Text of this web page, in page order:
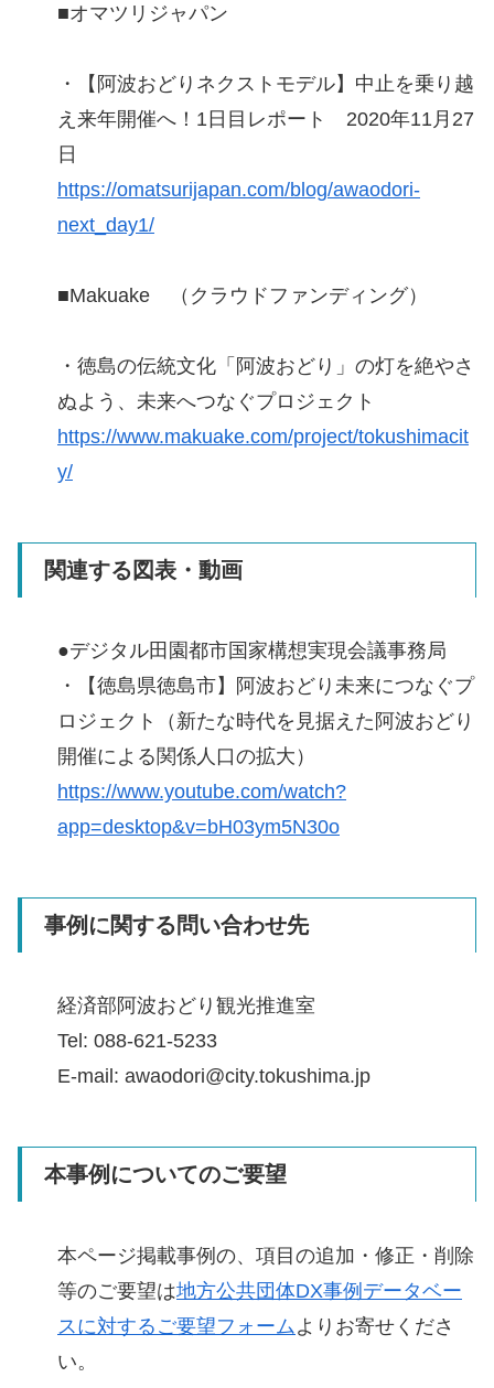
■オマツリジャパン
・【阿波おどりネクストモデル】中止を乗り越
え来年開催へ！1日目レポート 2020年11月27
日
https://omatsurijapan.com/blog/awaodori-
next_day1/
■Makuake （クラウドファンディング）
・徳島の伝統文化「阿波おどり」の灯を絶やさ
ぬよう、未来へつなぐプロジェクト
https://www.makuake.com/project/tokushimacit
y/
関連する図表・動画
●デジタル田園都市国家構想実現会議事務局
・【徳島県徳島市】阿波おどり未来につなぐプ
ロジェクト（新たな時代を見据えた阿波おどり
開催による関係人口の拡大）
https://www.youtube.com/watch?
app=desktop&v=bH03ym5N30o
事例に関する問い合わせ先
経済部阿波おどり観光推進室
Tel: 088-621-5233
E-mail: awaodori@city.tokushima.jp
本事例についてのご要望
本ページ掲載事例の、項目の追加・修正・削除
等のご要望は地方公共団体DX事例データベー
スに対するご要望フォーム よりお寄せくださ
い。